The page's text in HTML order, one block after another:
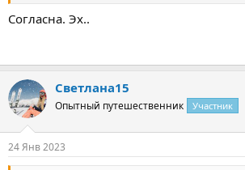
Согласна. Эх..
Светлана15
Опытный путешественник Участник
24 Янв 2023